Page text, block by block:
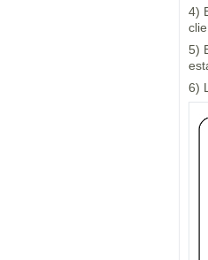
4)
5)
6)